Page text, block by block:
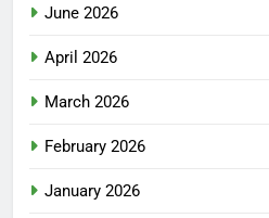
June 2026
April 2026
March 2026
February 2026
January 2026